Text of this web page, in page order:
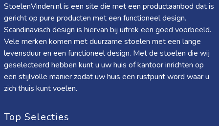
StoelenVinden.nl is een site die met een productaanbod dat is
gericht op pure producten met een functioneel design.
Scandinavisch design is hiervan bij uitrek een goed voorbeeld.
Vele merken komen met duurzame stoelen met een lange
levensduur en een functioneel design. Met de stoelen die wij
geselecteerd hebben kunt u uw huis of kantoor inrichten op
een stijlvolle manier zodat uw huis een rustpunt word waar u
zich thuis kunt voelen.
Top Selecties